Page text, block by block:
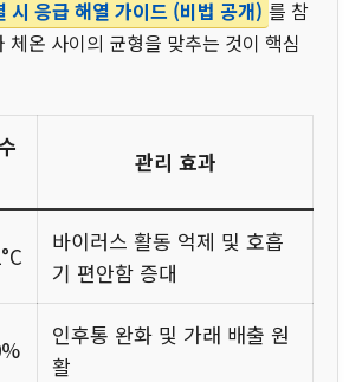
시 응급 해열 가이드 (비법 공개) 를 참
체온 사이의 균형을 맞추는 것이 핵심
관리 효과
바이러스 활동 억제 및 호흡
기 편안함 증대
인후통 완화 및 가래 배출 원
활